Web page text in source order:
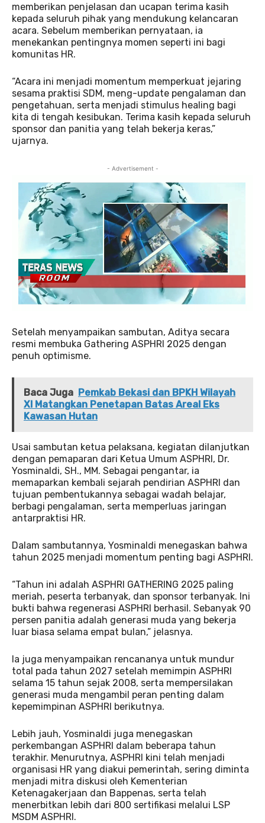
memberikan penjelasan dan ucapan terima kasih
kepada seluruh pihak yang mendukung kelancaran
acara. Sebelum memberikan pernyataan, ia
menekankan pentingnya momen seperti ini bagi
komunitas HR.
“Acara ini menjadi momentum memperkuat jejaring
sesama praktisi SDM, meng-update pengalaman dan
pengetahuan, serta menjadi stimulus healing bagi
kita di tengah kesibukan. Terima kasih kepada seluruh
sponsor dan panitia yang telah bekerja keras,”
ujarnya.
- Advertisement -
Setelah menyampaikan sambutan, Aditya secara
resmi membuka Gathering ASPHRI 2025 dengan
penuh optimisme.
Baca Juga Pemkab Bekasi dan BPKH Wilayah
XI Matangkan Penetapan Batas Areal Eks
Kawasan Hutan
Usai sambutan ketua pelaksana, kegiatan dilanjutkan
dengan pemaparan dari Ketua Umum ASPHRI, Dr.
Yosminaldi, SH., MM. Sebagai pengantar, ia
memaparkan kembali sejarah pendirian ASPHRI dan
tujuan pembentukannya sebagai wadah belajar,
berbagi pengalaman, serta memperluas jaringan
antarpraktisi HR.
Dalam sambutannya, Yosminaldi menegaskan bahwa
tahun 2025 menjadi momentum penting bagi ASPHRI.
“Tahun ini adalah ASPHRI GATHERING 2025 paling
meriah, peserta terbanyak, dan sponsor terbanyak. Ini
bukti bahwa regenerasi ASPHRI berhasil. Sebanyak 90
persen panitia adalah generasi muda yang bekerja
luar biasa selama empat bulan,” jelasnya.
Ia juga menyampaikan rencananya untuk mundur
total pada tahun 2027 setelah memimpin ASPHRI
selama 15 tahun sejak 2008, serta mempersilakan
generasi muda mengambil peran penting dalam
kepemimpinan ASPHRI berikutnya.
Lebih jauh, Yosminaldi juga menegaskan
perkembangan ASPHRI dalam beberapa tahun
terakhir. Menurutnya, ASPHRI kini telah menjadi
organisasi HR yang diakui pemerintah, sering diminta
menjadi mitra diskusi oleh Kementerian
Ketenagakerjaan dan Bappenas, serta telah
menerbitkan lebih dari 800 sertifikasi melalui LSP
MSDM ASPHRI.